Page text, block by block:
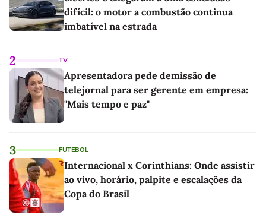
difícil: o motor a combustão continua
imbatível na estrada
2 TV
Apresentadora pede demissão de
telejornal para ser gerente em empresa:
"Mais tempo e paz"
3 FUTEBOL
Internacional x Corinthians: Onde assistir
ao vivo, horário, palpite e escalações da
Copa do Brasil